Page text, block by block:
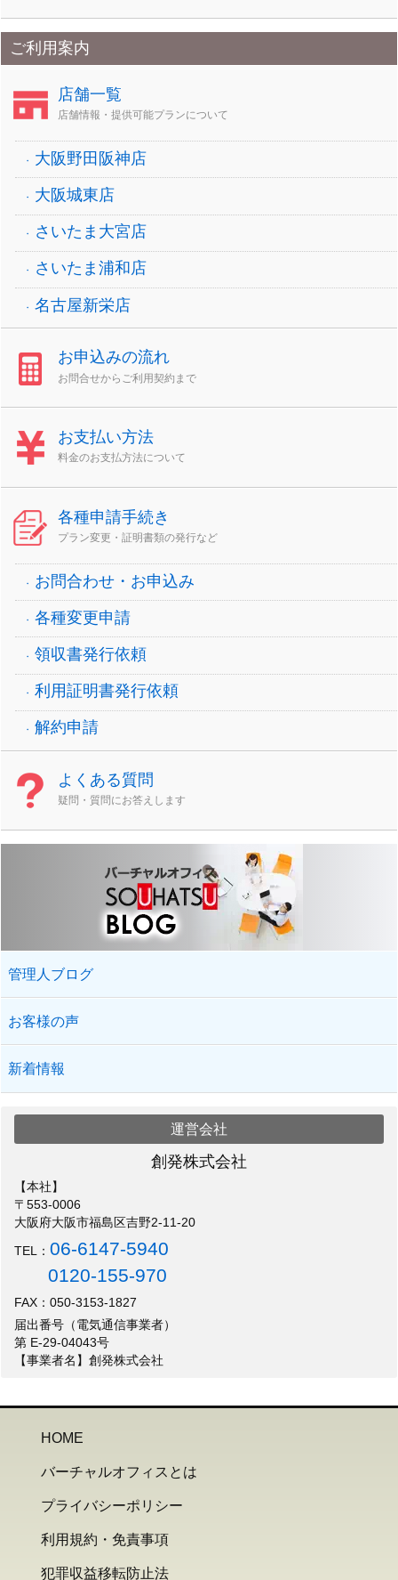
ご利用案内
店舗一覧
店舗情報・提供可能プランについて
大阪野田阪神店
大阪城東店
さいたま大宮店
さいたま浦和店
名古屋新栄店
お申込みの流れ
お問合せからご利用契約まで
お支払い方法
料金のお支払方法について
各種申請手続き
プラン変更・証明書類の発行など
お問合わせ・お申込み
各種変更申請
領収書発行依頼
利用証明書発行依頼
解約申請
よくある質問
疑問・質問にお答えします
管理人ブログ
お客様の声
新着情報
運営会社
創発株式会社
【本社】
〒553-0006
大阪府大阪市福島区吉野2-11-20
TEL：06-6147-5940
0120-155-970
FAX：050-3153-1827
届出番号（電気通信事業者）
第 E-29-04043号
【事業者名】創発株式会社
HOME
バーチャルオフィスとは
プライバシーポリシー
利用規約・免責事項
犯罪収益移転防止法